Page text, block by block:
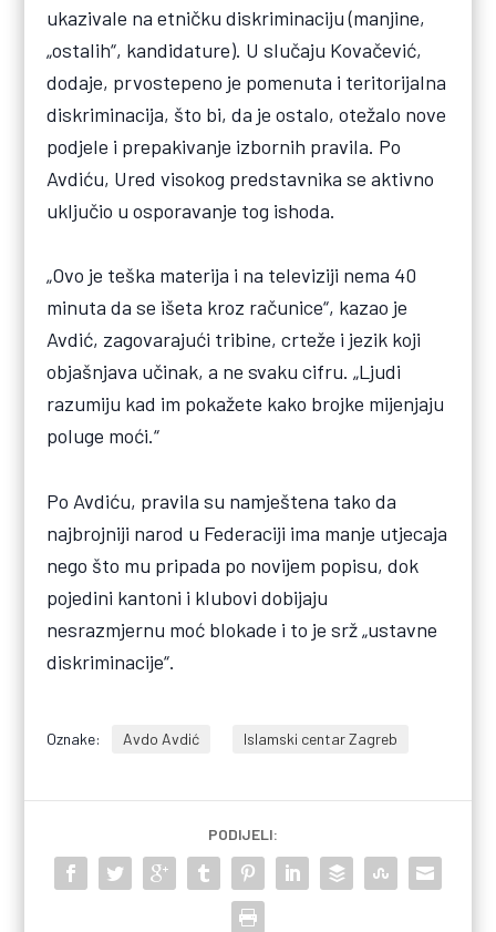
ukazivale na etničku diskriminaciju (manjine,
„ostalih“, kandidature). U slučaju Kovačević,
dodaje, prvostepeno je pomenuta i teritorijalna
diskriminacija, što bi, da je ostalo, otežalo nove
podjele i prepakivanje izbornih pravila. Po
Avdiću, Ured visokog predstavnika se aktivno
uključio u osporavanje tog ishoda.
„Ovo je teška materija i na televiziji nema 40
minuta da se išeta kroz računice“, kazao je
Avdić, zagovarajući tribine, crteže i jezik koji
objašnjava učinak, a ne svaku cifru. „Ljudi
razumiju kad im pokažete kako brojke mijenjaju
poluge moći.“
Po Avdiću, pravila su namještena tako da
najbrojniji narod u Federaciji ima manje utjecaja
nego što mu pripada po novijem popisu, dok
pojedini kantoni i klubovi dobijaju
nesrazmjernu moć blokade i to je srž „ustavne
diskriminacije“.
Oznake: Avdo Avdić Islamski centar Zagreb
PODIJELI: